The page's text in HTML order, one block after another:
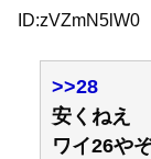
ID:zVZmN5lW0
>>28
安くねえ
ワイ26や